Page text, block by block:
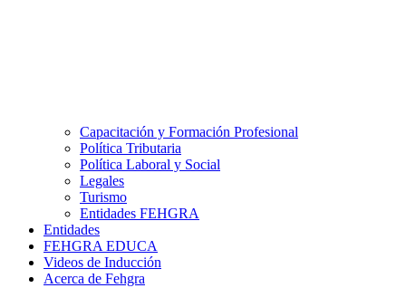
Capacitación y Formación Profesional
Política Tributaria
Política Laboral y Social
Legales
Turismo
Entidades FEHGRA
Entidades
FEHGRA EDUCA
Videos de Inducción
Acerca de Fehgra